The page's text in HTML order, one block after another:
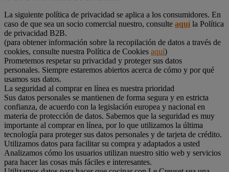
La siguiente política de privacidad se aplica a los consumidores. En
caso de que sea un socio comercial nuestro, consulte aquíla Política
de privacidad B2B.
(para obtener información sobre la recopilación de datos a través de
cookies, consulte nuestra Política de Cookies aquí)
Prometemos respetar su privacidad y proteger sus datos
personales. Siempre estaremos abiertos acerca de cómo y por qué
usamos sus datos.
La seguridad al comprar en línea es nuestra prioridad
Sus datos personales se mantienen de forma segura y en estricta
confianza, de acuerdo con la legislación europea y nacional en
materia de protección de datos. Sabemos que la seguridad es muy
importante al comprar en línea, por lo que utilizamos la última
tecnología para proteger sus datos personales y de tarjeta de crédito.
Utilizamos datos para facilitar su compra y adaptados a usted
Analizamos cómo los usuarios utilizan nuestro sitio web y servicios
para hacer las cosas más fáciles e interesantes.